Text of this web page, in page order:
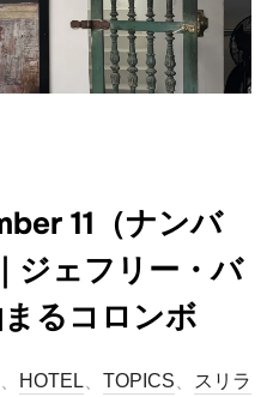
11（ナンバ
ジェフリー・バ
るコロンボ
HOTEL TOPICS
スリラ